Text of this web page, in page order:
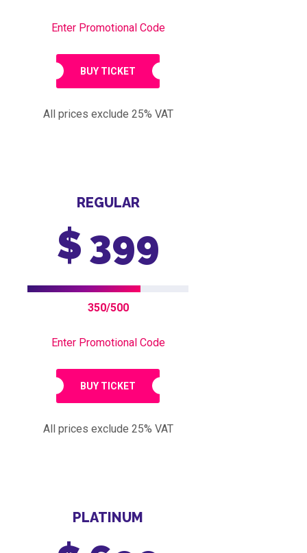
Enter Promotional Code
BUY TICKET
All prices exclude 25% VAT
REGULAR
$399
350/500
Enter Promotional Code
BUY TICKET
All prices exclude 25% VAT
PLATINUM